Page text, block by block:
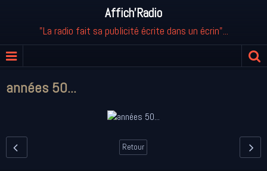
Affich'Radio
"La radio fait sa publicité écrite dans un écrin"...
années 50...
Retour